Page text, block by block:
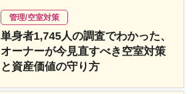
管理/空室対策
単身者1,745人の調査でわかった、
オーナーが今見直すべき空室対策
と資産価値の守り方